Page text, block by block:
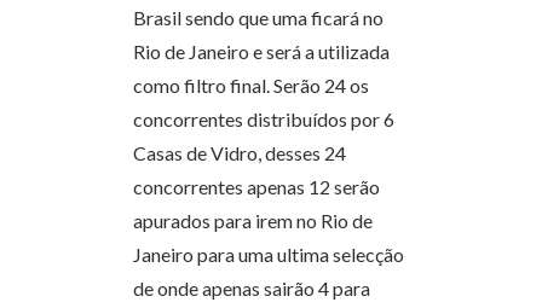
Brasil sendo que uma ficará no
Rio de Janeiro e será a utilizada
como filtro final. Serão 24 os
concorrentes distribuídos por 6
Casas de Vidro, desses 24
concorrentes apenas 12 serão
apurados para irem no Rio de
Janeiro para uma ultima selecção
de onde apenas sairão 4 para